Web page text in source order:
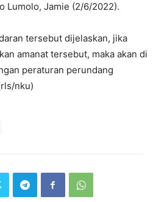
Lumolo, Jamie (2/6/2022).
tersebut dijelaskan, jika
amanat tersebut, maka akan di
peraturan perundang
nku)